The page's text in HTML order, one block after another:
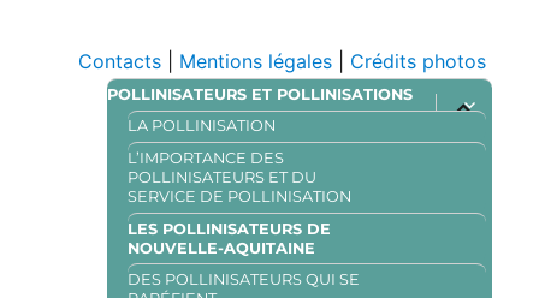
Contacts Mentions légales Crédits photos
POLLINISATEURS ET POLLINISATIONS ouvrir
le
menu
LA POLLINISATION
L’IMPORTANCE DES
POLLINISATEURS ET DU
SERVICE DE POLLINISATION
LES POLLINISATEURS DE
NOUVELLE-AQUITAINE
DES POLLINISATEURS QUI SE